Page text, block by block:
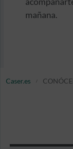
mañana.
Caser.es